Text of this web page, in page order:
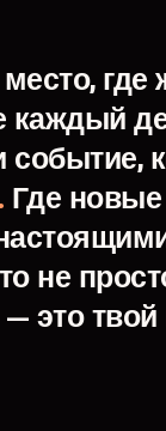
место, где
каждый
событие,
Где новые
не
— это твой